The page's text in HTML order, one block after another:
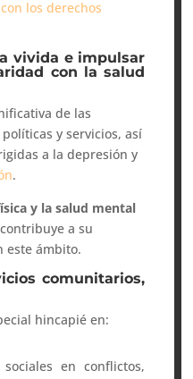
los derechos
vivida e impulsar
con la salud
de las
y servicios, así
a la depresión y
.
y la salud mental
a su
este ámbito.
comunitarios,
hincapié en:
en conflictos,